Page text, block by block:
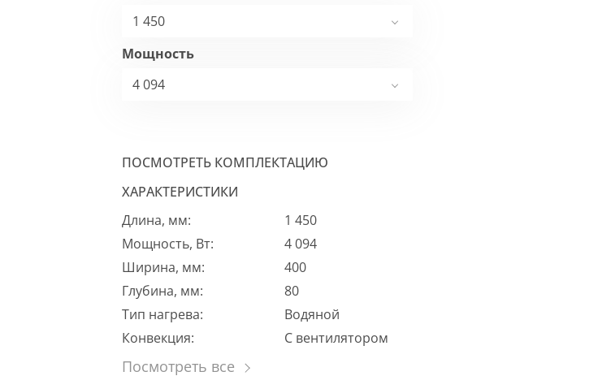
1 450
Мощность
4 094
ПОСМОТРЕТЬ КОМПЛЕКТАЦИЮ
ХАРАКТЕРИСТИКИ
Длина, мм:
1 450
Мощность, Вт:
4 094
Ширина, мм:
400
Глубина, мм:
80
Тип нагрева:
Водяной
Конвекция:
С вентилятором